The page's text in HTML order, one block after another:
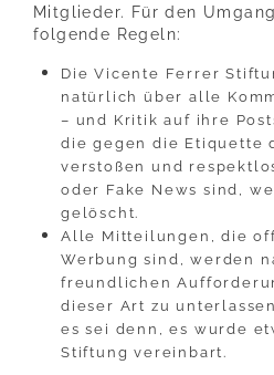
Mitglieder. Für den
folgende Regeln:
Die Vicente Ferrer
natürlich über alle
– und Kritik auf ihre
die gegen die Etiquette
verstoßen und
oder Fake News sind,
gelöscht.
Alle Mitteilungen, die
Werbung sind, werden
freundlichen
dieser Art zu
es sei denn, es wurde
Stiftung vereinbart.